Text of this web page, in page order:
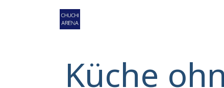
Zum Inhalt springen
Küche